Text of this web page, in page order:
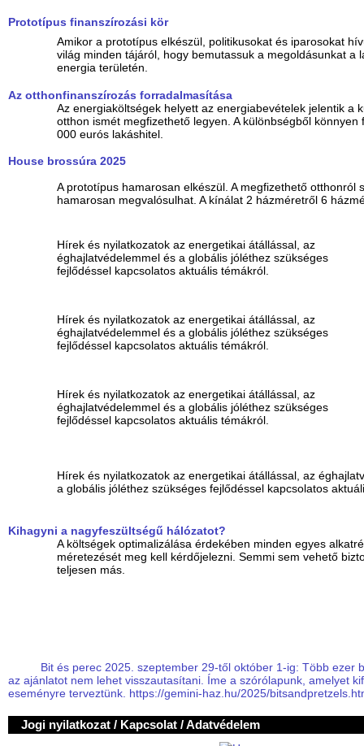
Prototípus finanszírozási kör
Amikor a prototípus elkészül, politikusokat és iparosokat
világ minden tájáról, hogy bemutassuk a megoldásunkat a
energia területén.
Az otthonfinanszírozás forradalmasítása
Az energiaköltségek helyett az energiabevételek jelentik a
otthon ismét megfizethető legyen. A különbségből
000 eurós lakáshitel.
House brossúra 2025
A prototípus hamarosan elkészül. A megfizethető otthonról
hamarosan megvalósulhat. A kínálat 2 házméretről 6
Hírek és nyilatkozatok az energetikai átállással, az
éghajlatvédelemmel és a globális jóléthez szükséges
fejlődéssel kapcsolatos aktuális témákról.
Hírek és nyilatkozatok az energetikai átállással, az
éghajlatvédelemmel és a globális jóléthez szükséges
fejlődéssel kapcsolatos aktuális témákról.
Hírek és nyilatkozatok az energetikai átállással, az
éghajlatvédelemmel és a globális jóléthez szükséges
fejlődéssel kapcsolatos aktuális témákról.
Hírek és nyilatkozatok az energetikai átállással, az
a globális jóléthez szükséges fejlődéssel kapcsolatos
Kihagyni a nagyfeszültségű hálózatot?
A költségek optimalizálása érdekében minden egyes
méretezését meg kell kérdőjelezni. Semmi sem vehető
teljesen más.
Bit és perec 2025. szeptember 29-től október 1-ig: Több ezer
az ajánlatot nem lehet visszautasítani. Íme a szórólapunk, amelyet
eseményre terveztünk. https://gemini-haz.hu/2025/
Jogi nyilatkozat / Kapcsolat / Adatvédelem